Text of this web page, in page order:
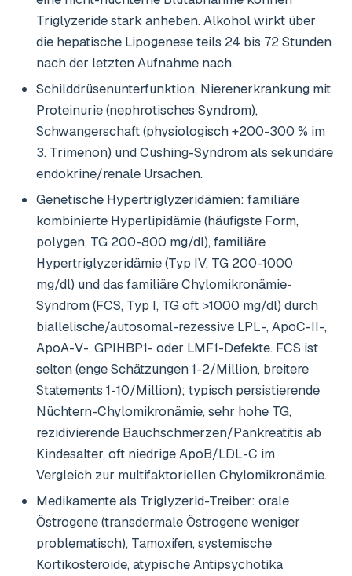
Triglyzeride stark anheben. Alkohol wirkt über
die hepatische Lipogenese teils 24 bis 72 Stunden
nach der letzten Aufnahme nach.
Schilddrüsenunterfunktion, Nierenerkrankung mit
Proteinurie (nephrotisches Syndrom),
Schwangerschaft (physiologisch +200-300 % im
3. Trimenon) und Cushing-Syndrom als sekundäre
endokrine/renale Ursachen.
Genetische Hypertriglyzeridämien: familiäre
kombinierte Hyperlipidämie (häufigste Form,
polygen, TG 200-800 mg/dl), familiäre
Hypertriglyzeridämie (Typ IV, TG 200-1000
mg/dl) und das familiäre Chylomikronämie-
Syndrom (FCS, Typ I, TG oft >1000 mg/dl) durch
biallelische/autosomal-rezessive LPL-, ApoC-II-,
ApoA-V-, GPIHBP1- oder LMF1-Defekte. FCS ist
selten (enge Schätzungen 1-2/Million, breitere
Statements 1-10/Million); typisch persistierende
Nüchtern-Chylomikronämie, sehr hohe TG,
rezidivierende Bauchschmerzen/Pankreatitis ab
Kindesalter, oft niedrige ApoB/LDL-C im
Vergleich zur multifaktoriellen Chylomikronämie.
Medikamente als Triglyzerid-Treiber: orale
Östrogene (transdermale Östrogene weniger
problematisch), Tamoxifen, systemische
Kortikosteroide, atypische Antipsychotika